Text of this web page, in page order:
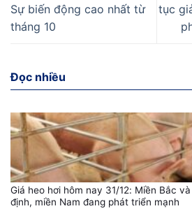
Sự biến động cao nhất từ
tháng 10
tục
Đọc nhiều
Giá heo hơi hôm nay 31/12: Miền Bắc
định, miền Nam đang phát triển mạnh